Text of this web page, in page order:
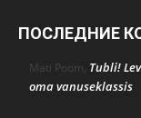
ПОСЛЕДНИЕ
Mati Poom, Tubli!
oma vanuseklassis